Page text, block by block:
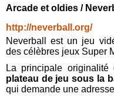
Arcade et oldies /
http://neverball.org/
Neverball est un jeu
des célèbres jeux Super
La principale
plateau de jeu sous la
qui demande une